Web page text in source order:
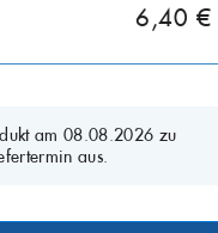
6,40 €
am 08.08.2026 zu
aus.